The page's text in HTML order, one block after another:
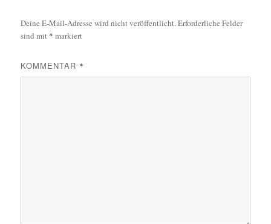
Deine E-Mail-Adresse wird nicht veröffentlicht.Erforderliche Felder
sind mit * markiert
KOMMENTAR *